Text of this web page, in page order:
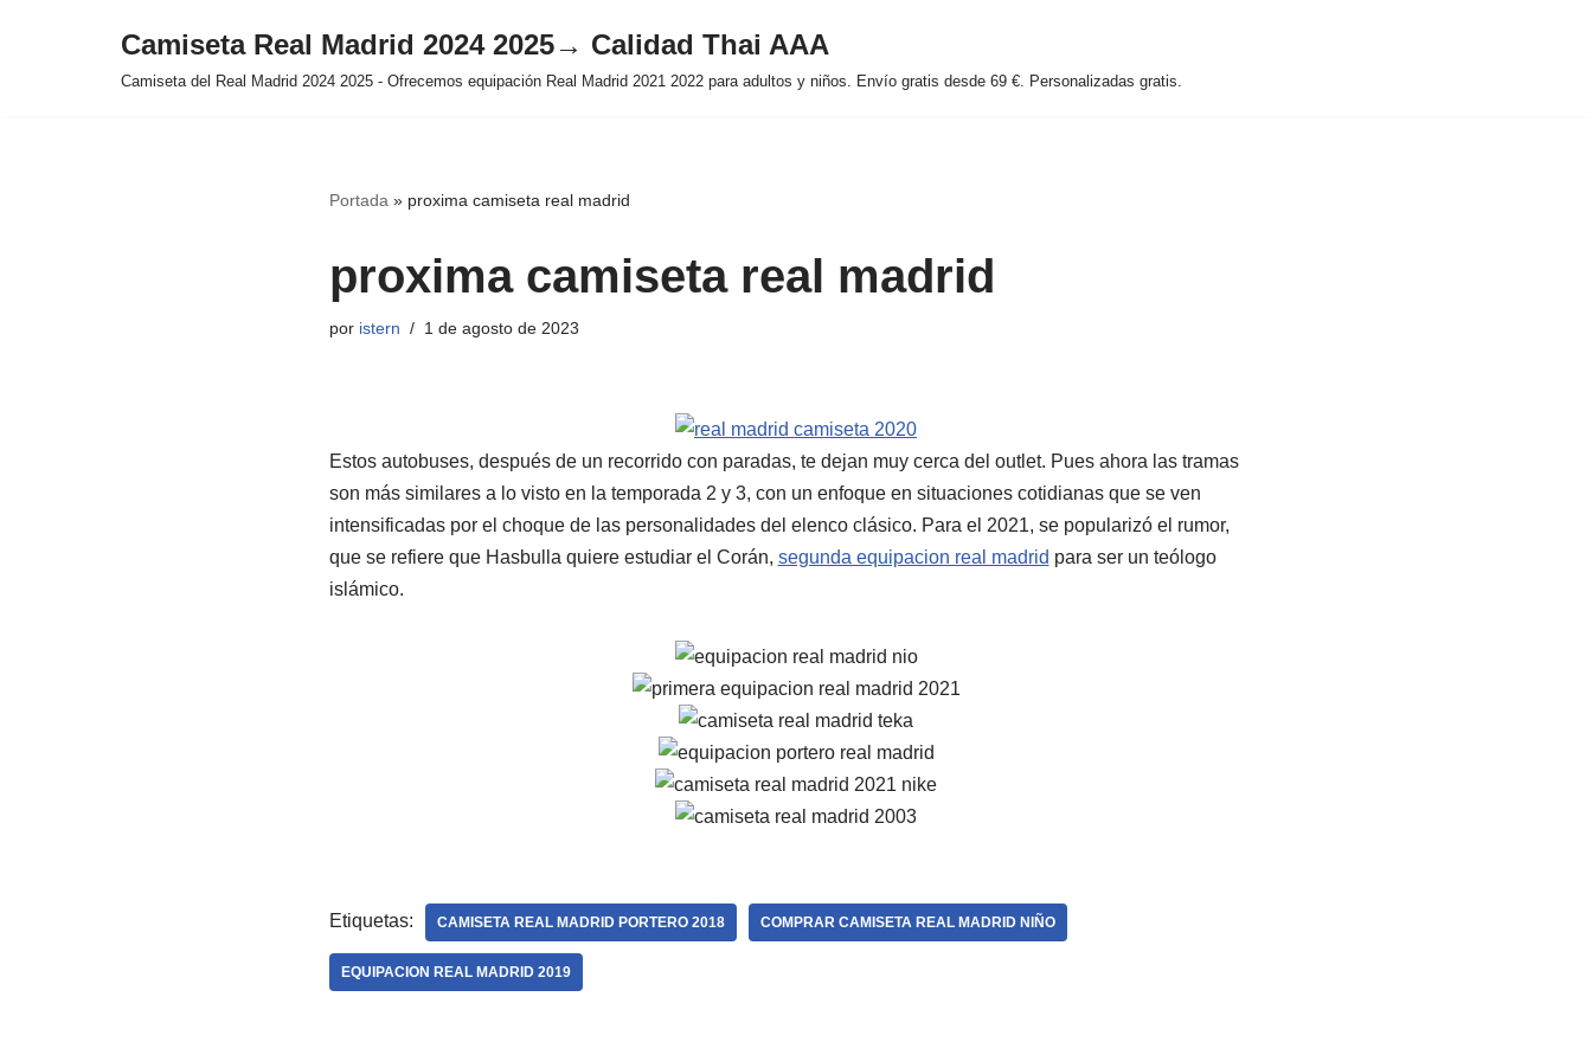
Camiseta Real Madrid 2024 2025→ Calidad Thai AAA
Camiseta del Real Madrid 2024 2025 - Ofrecemos equipación Real Madrid 2021 2022 para adultos y niños. Envío gratis desde 69 €. Personalizadas gratis.
Portada » proxima camiseta real madrid
proxima camiseta real madrid
por istern 1 de agosto de 2023
Estos autobuses, después de un recorrido con paradas, te dejan muy cerca del outlet. Pues ahora las tramas
son más similares a lo visto en la temporada 2 y 3, con un enfoque en situaciones cotidianas que se ven
intensificadas por el choque de las personalidades del elenco clásico. Para el 2021, se popularizó el rumor,
que se refiere que Hasbulla quiere estudiar el Corán, segunda equipacion real madrid para ser un teólogo
islámico.
Etiquetas: CAMISETA REAL MADRID PORTERO 2018 COMPRAR CAMISETA REAL MADRID NIÑO
EQUIPACION REAL MADRID 2019